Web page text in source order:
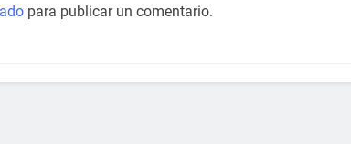
para publicar un comentario.